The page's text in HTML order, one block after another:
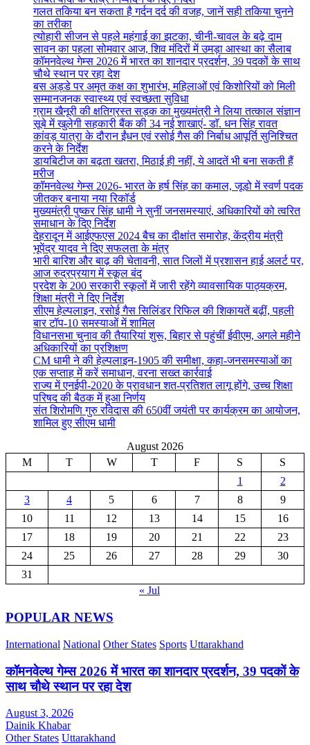
गलत तकिया बन सकता है गर्दन दर्द की वजह, जानें सही तकिया चुनने
का तरीका
त्योहारी सीजन से पहले महंगाई का झटका, चीनी-चावल के बढ़े दाम
सावन का पहला सोमवार आज, शिव मंदिरों में उमड़ा आस्था का सैलाब
कॉमनवेल्थ गेम्स 2026 में भारत का शानदार प्रदर्शन, 39 पदकों के साथ
चौथे स्थान पर रहा देश
बस अड्डे पर अमृत कक्ष का शुभारंभ, महिलाओं एवं किशोरियों को मिली
सम्मानजनक स्वास्थ्य एवं स्वच्छता सुविधा
ग्राम खैनूरी की क्षतिग्रस्त सड़क का मुख्यमंत्री ने लिया तत्काल संज्ञान
सूबे में खुलेगी सहकारी बैंक की 34 नई शाखाएं- डाॅ. धन सिंह रावत
कांवड़ यात्रा के दौरान ईंधन एवं रसोई गैस की निर्बाध आपूर्ति सुनिश्चित
करने के निर्देश
डायबिटीज का बढ़ता खतरा, मिठाई ही नहीं, ये आदतें भी बना सकती हैं
मरीज
कॉमनवेल्थ गेम्स 2026- भारत के हर्ष सिंह का कमाल, जूडो में स्वर्ण पदक
जीतकर बनाया नया रिकॉर्ड
मुख्यमंत्री पुष्कर सिंह धामी ने सुनीं जनसमस्याएं, अधिकारियों को त्वरित
समाधान के दिए निर्देश
देहरादून में आईएफएस 2024 बैच का दीक्षांत समारोह, केंद्रीय मंत्री
भूपेंद्र यादव ने दिए सफलता के मंत्र
भारी बारिश और बाढ़ की चेतावनी, सात जिलों में प्रशासन हाई अलर्ट पर,
आज रुद्रप्रयाग में स्कूल बंद
प्रदेश के 200 सरकारी स्कूलों में जारी रहेंगे व्यावसायिक पाठ्यक्रम,
शिक्षा मंत्री ने दिए निर्देश
सीएम हेल्पलाइन, रसोई गैस सिलिंडर रिफिल की शिकायतें बढ़ीं, पहली
बार टॉप-10 समस्याओं में शामिल
विधानसभा चुनाव की तैयारियां शुरू, बिहार से पहुंचीं ईवीएम, अगले महीने
अधिकारियों का प्रशिक्षण
CM धामी ने की हेल्पलाइन-1905 की समीक्षा, कहा-जनसमस्याओं का
एक सप्ताह में करें समाधान, वरना सख्त कार्रवाई
राज्य में एनईपी-2020 के प्रावधान शत-प्रतिशत लागू होंगे, उच्च शिक्षा
परिषद की बैठक में हुआ निर्णय
संत शिरोमणि गुरु रविदास की 650वीं जयंती पर कार्यक्रम का आयोजन,
शामिल हुए सीएम धामी
August 2026
M
T W T F S
S
1
2
3
4 5 6 7 8
9
10
11 12 13 14 15
16
17
18 19 20 21 22
23
24
25 26 27 28 29
30
31
« Jul
POPULAR NEWS
International National Other States Sports Uttarakhand
कॉमनवेल्थ गेम्स 2026 में भारत का शानदार प्रदर्शन, 39 पदकों के
साथ चौथे स्थान पर रहा देश
August 3, 2026
Dainik Khabar
Other States Uttarakhand